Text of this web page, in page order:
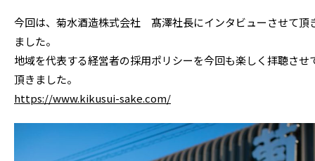
今回は、菊水酒造株式会社 髙澤社長にインタビューさせて頂
ました。
地域を代表する経営者の採用ポリシーを今回も楽しく拝聴させ
頂きました。
https://www.kikusui-sake.com/